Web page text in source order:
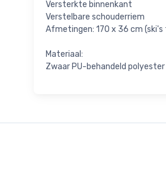
Versterkte binnenkant
Verstelbare schouderriem
Afmetingen: 170 x 36 cm
Materiaal:
Zwaar PU-behandeld